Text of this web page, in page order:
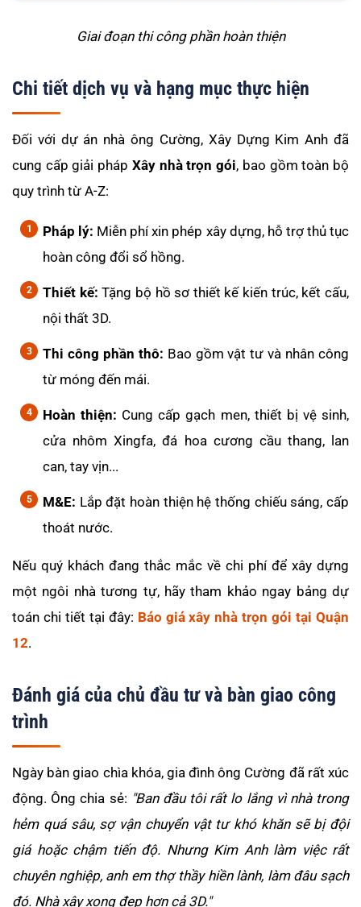
Giai đoạn thi công phần hoàn thiện
Chi tiết dịch vụ và hạng mục thực hiện
Đối với dự án nhà ông Cường, Xây Dựng Kim Anh đã
cung cấp giải pháp Xây nhà trọn gói, bao gồm toàn bộ
quy trình từ A-Z:
Pháp lý: Miễn phí xin phép xây dựng, hỗ trợ thủ tục
hoàn công đổi sổ hồng.
Thiết kế: Tặng bộ hồ sơ thiết kế kiến trúc, kết cấu,
nội thất 3D.
Thi công phần thô: Bao gồm vật tư và nhân công
từ móng đến mái.
Hoàn thiện: Cung cấp gạch men, thiết bị vệ sinh,
cửa nhôm Xingfa, đá hoa cương cầu thang, lan
can, tay vịn...
M&E: Lắp đặt hoàn thiện hệ thống chiếu sáng, cấp
thoát nước.
Nếu quý khách đang thắc mắc về chi phí để xây dựng
một ngôi nhà tương tự, hãy tham khảo ngay bảng dự
toán chi tiết tại đây: Báo giá xây nhà trọn gói tại Quận
12.
Đánh giá của chủ đầu tư và bàn giao công
trình
Ngày bàn giao chìa khóa, gia đình ông Cường đã rất xúc
động. Ông chia sẻ: "Ban đầu tôi rất lo lắng vì nhà trong
hẻm quá sâu, sợ vận chuyển vật tư khó khăn sẽ bị đội
giá hoặc chậm tiến độ. Nhưng Kim Anh làm việc rất
chuyên nghiệp, anh em thợ thầy hiền lành, làm đâu sạch
đó. Nhà xây xong đẹp hơn cả 3D."